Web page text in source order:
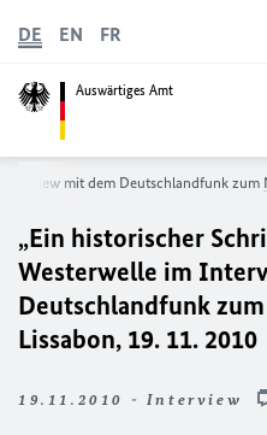
Auswärtiges Amt
DE EN FR
mit dem Deutschlandfunk zum
„Ein historischer
Westerwelle im
Deutschlandfunk zum
Lissabon, 19. 11. 2010
19.11.2010 - Interview